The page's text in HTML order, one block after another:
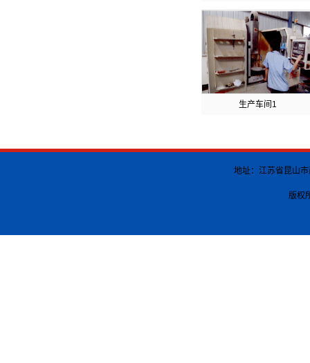
生产车间1
地址：江苏省昆山
版权